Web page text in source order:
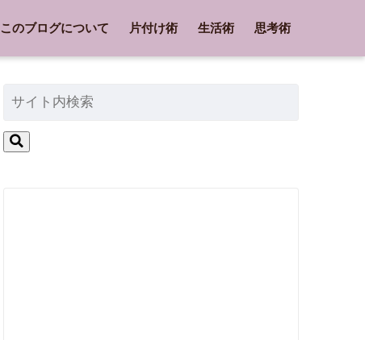
このブログについて 片付け術 生活術 思考術